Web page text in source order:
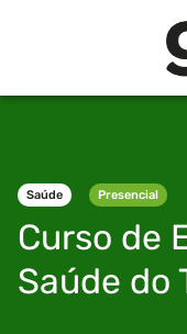
Saúde Presencial
Curso de
Saúde do